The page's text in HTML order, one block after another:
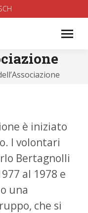
è iniziato
I volontari
Bertagnolli
al 1978 e
una
che si